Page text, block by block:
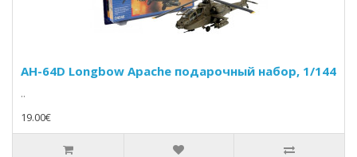
AH-64D Longbow Apache подарочный набор, 1/144
..
19.00€